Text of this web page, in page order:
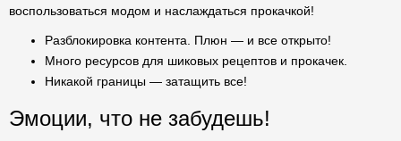
воспользоваться модом и наслаждаться прокачкой!
Разблокировка контента. Плюн — и все открыто!
Много ресурсов для шиковых рецептов и прокачек.
Никакой границы — затащить все!
Эмоции, что не забудешь!